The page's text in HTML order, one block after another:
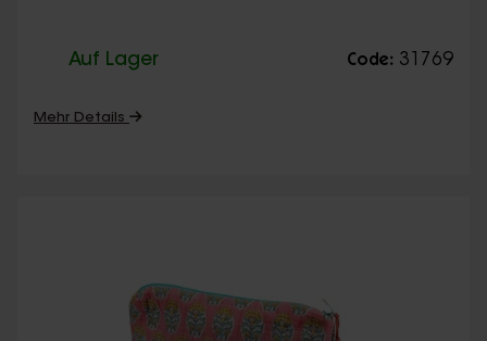
Auf Lager Code: 31769
Mehr Details